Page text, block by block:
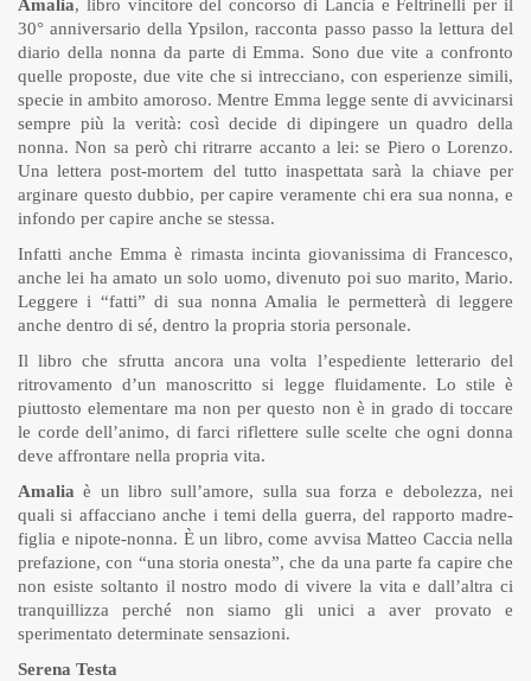
Amalia, libro vincitore del concorso di Lancia e Feltrinelli per il
30° anniversario della Ypsilon, racconta passo passo la lettura del
diario della nonna da parte di Emma. Sono due vite a confronto
quelle proposte, due vite che si intrecciano, con esperienze simili,
specie in ambito amoroso. Mentre Emma legge sente di avvicinarsi
sempre più la verità: così decide di dipingere un quadro della
nonna. Non sa però chi ritrarre accanto a lei: se Piero o Lorenzo.
Una lettera post-mortem del tutto inaspettata sarà la chiave per
arginare questo dubbio, per capire veramente chi era sua nonna, e
infondo per capire anche se stessa.
Infatti anche Emma è rimasta incinta giovanissima di Francesco,
anche lei ha amato un solo uomo, divenuto poi suo marito, Mario.
Leggere i “fatti” di sua nonna Amalia le permetterà di leggere
anche dentro di sé, dentro la propria storia personale.
Il libro che sfrutta ancora una volta l’espediente letterario del
ritrovamento d’un manoscritto si legge fluidamente. Lo stile è
piuttosto elementare ma non per questo non è in grado di toccare
le corde dell’animo, di farci riflettere sulle scelte che ogni donna
deve affrontare nella propria vita.
Amalia è un libro sull’amore, sulla sua forza e debolezza, nei
quali si affacciano anche i temi della guerra, del rapporto madre-
figlia e nipote-nonna. È un libro, come avvisa Matteo Caccia nella
prefazione, con “una storia onesta”, che da una parte fa capire che
non esiste soltanto il nostro modo di vivere la vita e dall’altra ci
tranquillizza perché non siamo gli unici a aver provato e
sperimentato determinate sensazioni.
Serena Testa